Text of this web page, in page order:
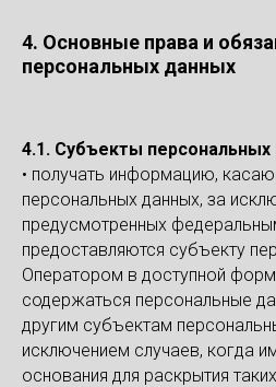
4. Основные права и
персональных данных
4.1. Субъекты
• получать информацию,
персональных данных, за
предусмотренных
предоставляются субъекту
Оператором в доступной
содержаться персональные
другим субъектам
исключением случаев, когда
основания для раскрытия